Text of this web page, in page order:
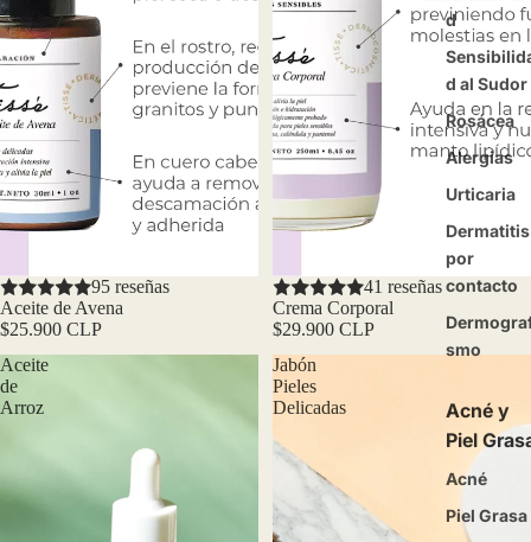
d
d al Sudor
Rosácea
Alergias
Urticaria
Dermatitis
por
contacto
smo
Acné y
Piel
Acné
Piel Grasa
95 reseñas
Aceite de Avena
$25.900 CLP
41 reseñas
Crema Corporal
$29.900 CLP
Aceite
de
Arroz
Jabón
Pieles
Delicadas